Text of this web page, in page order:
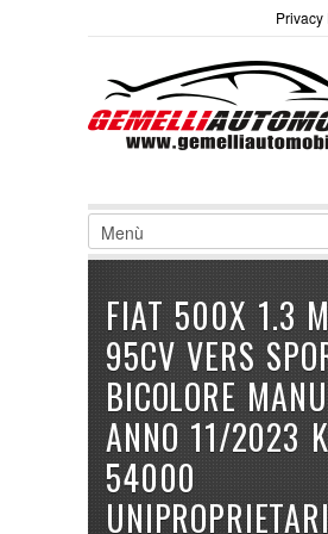
LOGIN
Username :
Ricordami
Registrati|Non ricordi la
Privacy
FIAT 500X 1.3
95CV VERS
BICOLORE
ANNO 11/2023
54000